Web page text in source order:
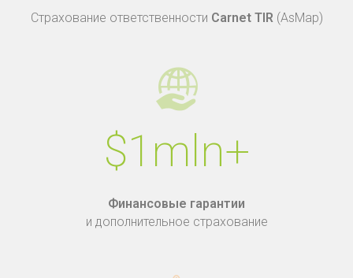
Страхование ответственности Carnet TIR (AsMap)
$1mln+
Финансовые гарантии
и дополнительное страхование